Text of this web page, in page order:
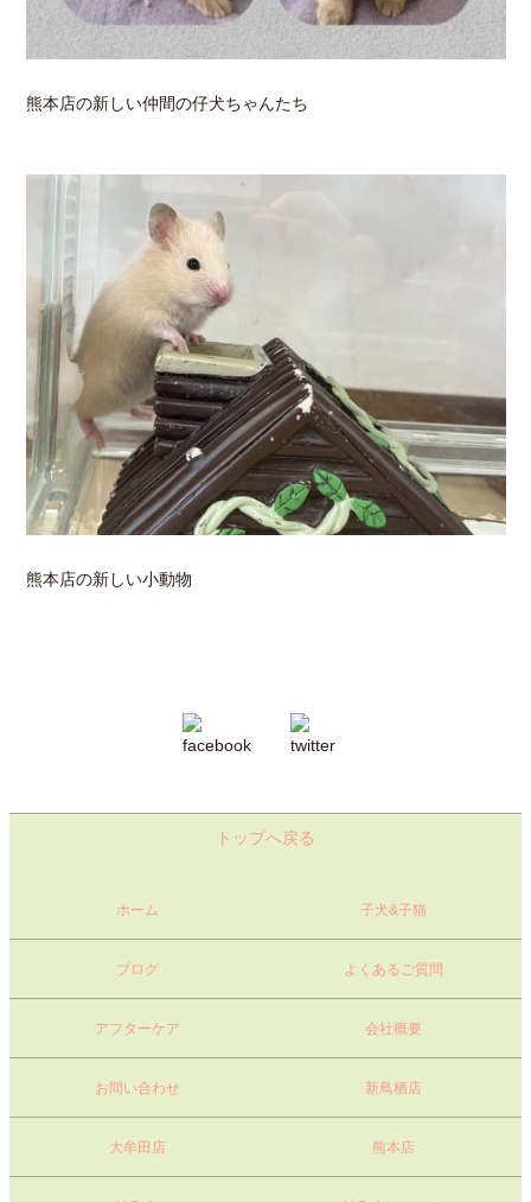
熊本店の新しい仲間の仔犬ちゃんたち
熊本店の新しい小動物
トップへ戻る
ホーム 子犬&子猫
ブログ よくあるご質問
アフターケア 会社概要
お問い合わせ 新鳥栖店
大牟田店 熊本店